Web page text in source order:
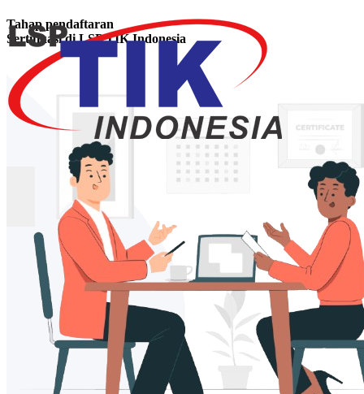
Tahap pendaftaran
Sertifikasidi LSP TIK Indonesia